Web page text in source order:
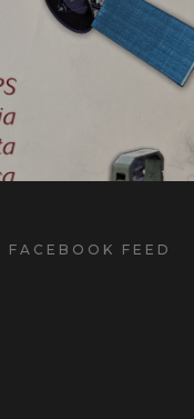
FACEBOOK FEED